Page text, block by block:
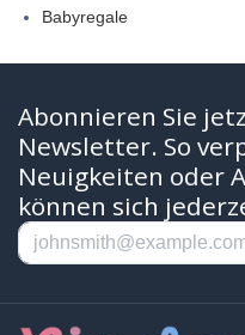
Babyregale
Abonnieren Sie
Newsletter. So
Neuigkeiten oder
können sich